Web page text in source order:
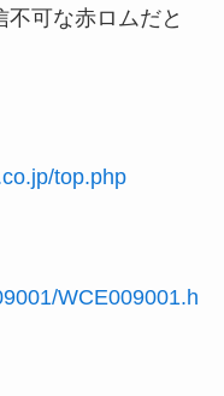
可な赤ロムだと
top.php
WCE009001.h